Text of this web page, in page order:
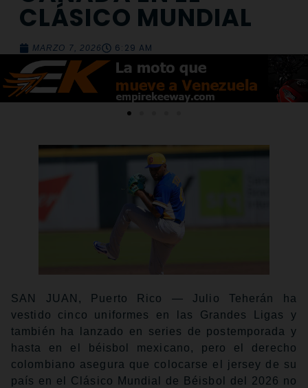
CLÁSICO MUNDIAL
MARZO 7, 2026 6:29 AM
SAN JUAN, Puerto Rico — Julio Teherán ha
vestido cinco uniformes en las Grandes Ligas y
también ha lanzado en series de postemporada y
hasta en el béisbol mexicano, pero el derecho
colombiano asegura que colocarse el jersey de su
país en el Clásico Mundial de Béisbol del 2026 no